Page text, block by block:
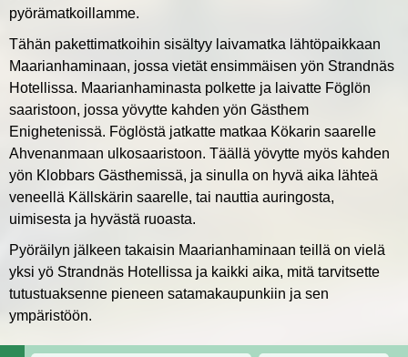
pyörämatkoillamme.
Tähän pakettimatkoihin sisältyy laivamatka lähtöpaikkaan
Maarianhaminaan, jossa vietät ensimmäisen yön Strandnäs
Hotellissa. Maarianhaminasta polkette ja laivatte Föglön
saaristoon, jossa yövytte kahden yön Gästhem
Enighetenissä. Föglöstä jatkatte matkaa Kökarin saarelle
Ahvenanmaan ulkosaaristoon. Täällä yövytte myös kahden
yön Klobbars Gästhemissä, ja sinulla on hyvä aika lähteä
veneellä Källskärin saarelle, tai nauttia auringosta,
uimisesta ja hyvästä ruoasta.
Pyöräilyn jälkeen takaisin Maarianhaminaan teillä on vielä
yksi yö Strandnäs Hotellissa ja kaikki aika, mitä tarvitsette
tutustuaksenne pieneen satamakaupunkiin ja sen
ympäristöön.